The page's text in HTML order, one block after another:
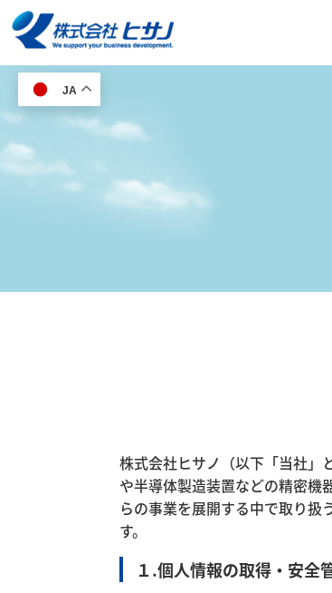
JA
株式会社ヒサノ（以下「当社」
や半導体製造装置などの精密機
らの事業を展開する中で取り扱
す。
１.個人情報の取得・安全